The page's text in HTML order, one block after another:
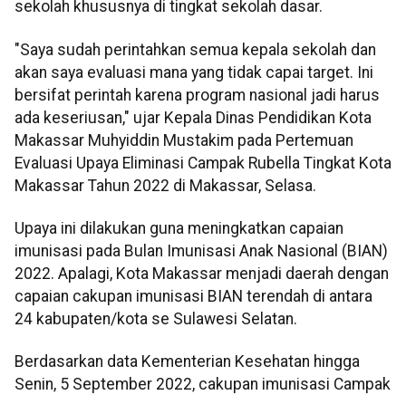
sekolah khususnya di tingkat sekolah dasar.
"Saya sudah perintahkan semua kepala sekolah dan
akan saya evaluasi mana yang tidak capai target. Ini
bersifat perintah karena program nasional jadi harus
ada keseriusan," ujar Kepala Dinas Pendidikan Kota
Makassar Muhyiddin Mustakim pada Pertemuan
Evaluasi Upaya Eliminasi Campak Rubella Tingkat Kota
Makassar Tahun 2022 di Makassar, Selasa.
Upaya ini dilakukan guna meningkatkan capaian
imunisasi pada Bulan Imunisasi Anak Nasional (BIAN)
2022. Apalagi, Kota Makassar menjadi daerah dengan
capaian cakupan imunisasi BIAN terendah di antara
24 kabupaten/kota se Sulawesi Selatan.
Berdasarkan data Kementerian Kesehatan hingga
Senin, 5 September 2022, cakupan imunisasi Campak